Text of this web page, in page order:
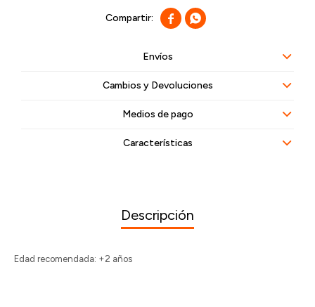
 
Envíos
Cambios y Devoluciones
Medios de pago
Características
Descripción
Edad recomendada: +2 años